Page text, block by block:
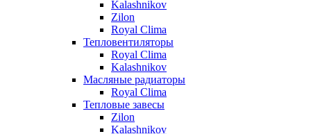
Kalashnikov
Zilon
Royal Clima
Тепловентиляторы
Royal Clima
Kalashnikov
Масляные радиаторы
Royal Clima
Тепловые завесы
Zilon
Kalashnikov